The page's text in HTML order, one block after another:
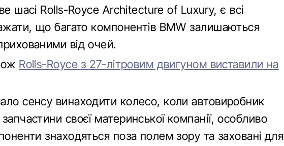
шасі Rolls-Royce Architecture of Luxury, є всі
що багато компонентів BMW залишаються
від очей.
Rolls-Royce з 27-літровим двигуном виставили на
сенсу винаходити колесо, коли автовиробник
своєї материнської компанії, особливо
знаходяться поза полем зору та заховані для